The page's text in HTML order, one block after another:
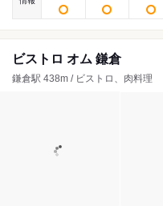
ビストロ オム 鎌倉
鎌倉駅 438m / ビストロ、肉料理